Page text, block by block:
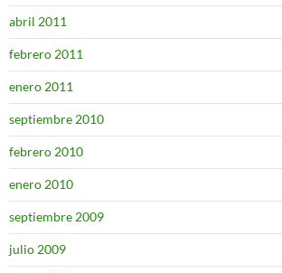
abril 2011
febrero 2011
enero 2011
septiembre 2010
febrero 2010
enero 2010
septiembre 2009
julio 2009